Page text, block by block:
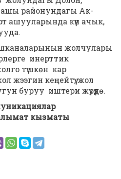
районундагы Ак-
ашууларында күн ачык,
жолчулары
инерттик
түшкөн кар
жээгин кеңейтүү, жол
буруу иштери жүрүүдө.
кызматы